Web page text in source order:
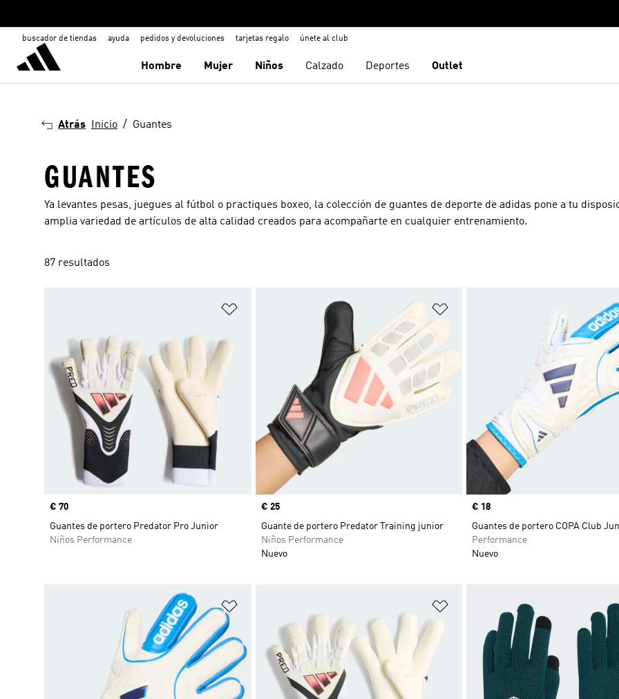
buscador de tiendas ayuda pedidos y devoluciones tarjetas regalo únete al club
Hombre Mujer Niños Calzado Deportes Outlet
Atrás Inicio Guantes
GUANTES
Ya levantes pesas, juegues al fútbol o practiques boxeo, la colección de guantes de deporte de adidas pone a tu
amplia variedad de artículos de alta calidad creados para acompañarte en cualquier entrenamiento.
87 resultados
Añadir a la lista de deseos
Precio
€ 70
Guantes de portero Predator Pro Junior
Niños Performance
Precio
€ 25
Guante de portero Predator Training junior
Niños Performance
Nuevo
Precio
€ 18
Guantes de portero COPA Club
Performance
Nuevo
Añadir a la lista de deseos